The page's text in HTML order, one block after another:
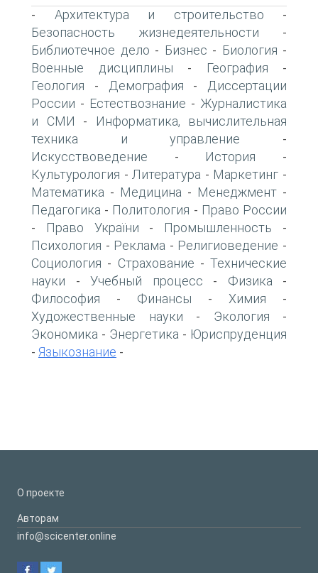
- Архитектура и строительство -
Безопасность жизнедеятельности -
Библиотечное дело - Бизнес - Биология -
Военные дисциплины - География -
Геология - Демография -
Диссертации
России - Естествознание - Журналистика
и СМИ -
Информатика, вычислительная
техника и управление -
Искусствоведение - История -
Культурология - Литература - Маркетинг -
Математика - Медицина - Менеджмент -
Педагогика - Политология - Право России
- Право України - Промышленность -
Психология - Реклама - Религиоведение -
Социология - Страхование - Технические
науки - Учебный процесс - Физика -
Философия - Финансы - Химия -
Художественные науки - Экология -
Экономика - Энергетика - Юриспруденция
- Языкознание -
О проекте
Авторам
info@scicenter.online